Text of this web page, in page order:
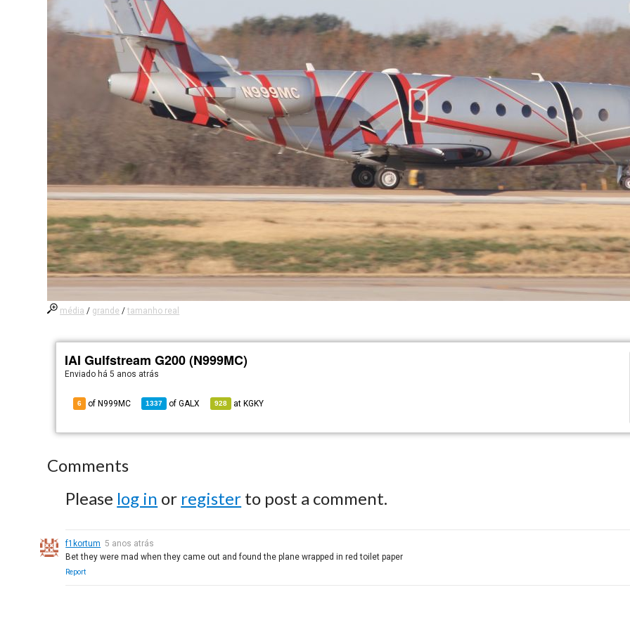
média / grande /tamanho real
IAI Gulfstream G200 (N999MC)
Enviado há5 anos atrás
6 of N999MC 1337 ofGALX 928 at KGKY
Comments
Please log in or register to post a comment.
f1kortum 5 anos atrás
Bet they were mad when they came out and found the plane wrapped in red toilet paper
Report